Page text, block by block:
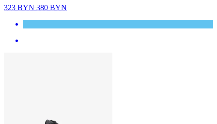
323 BYN380BYN